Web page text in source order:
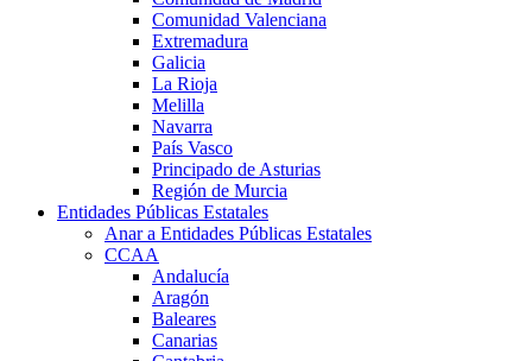
Comunidad Valenciana
Extremadura
Galicia
La Rioja
Melilla
Navarra
País Vasco
Principado de Asturias
Región de Murcia
Entidades Públicas Estatales
Anar a Entidades Públicas Estatales
CCAA
Andalucía
Aragón
Baleares
Canarias